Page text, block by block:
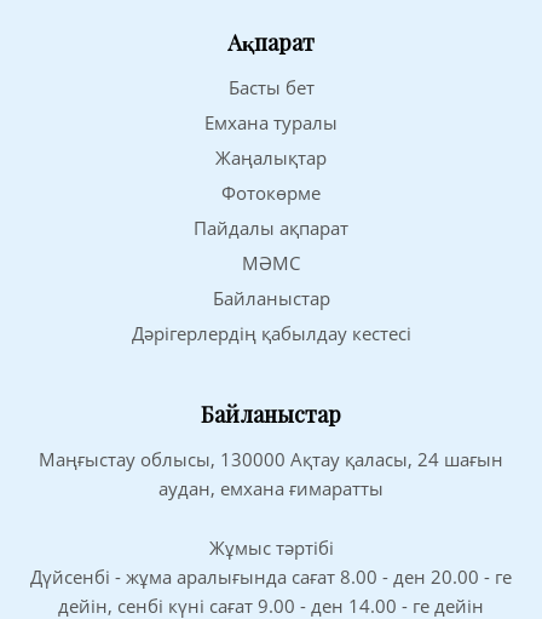
Ақпарат
Басты бет
Емхана туралы
Жаңалықтар
Фотокөрме
Пайдалы ақпарат
МӘМС
Байланыстар
Дәрігерлердің қабылдау кестесі
Байланыстар
Маңғыстау облысы, 130000 Ақтау қаласы, 24 шағын
аудан, емхана ғимаратты
Жұмыс тәртібі
Дүйсенбі - жұма аралығында сағат 8.00 - ден 20.00 - ге
дейін, сенбі күні сағат 9.00 - ден 14.00 - ге дейін